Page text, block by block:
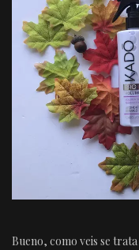
Bueno, como veis se